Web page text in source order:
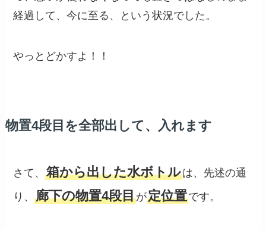
経過して、今に至る、という状況でした。
やっとどかすよ！！
物置4段目を全部出して、入れます
さて、箱から出した水ボトルは、先述の通
り、廊下の物置4段目が定位置です。